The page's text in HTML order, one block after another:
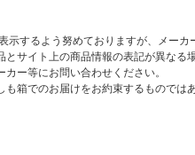
示するよう努めておりますが、メー
サイト上の商品情報の表記が異な
ー等にお問い合わせください。
箱でのお届けをお約束するもので